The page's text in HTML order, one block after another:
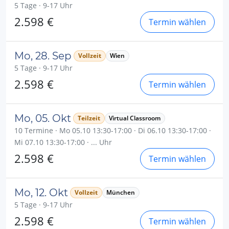
5 Tage · 9-17 Uhr
2.598 € Termin wählen
Mo, 28. Sep Vollzeit Wien
5 Tage · 9-17 Uhr
2.598 € Termin wählen
Mo, 05. Okt Teilzeit Virtual Classroom
10 Termine · Mo 05.10 13:30-17:00 · Di 06.10 13:30-17:00 ·
Mi 07.10 13:30-17:00 · ... Uhr
2.598 € Termin wählen
Mo, 12. Okt Vollzeit München
5 Tage · 9-17 Uhr
2.598 € Termin wählen